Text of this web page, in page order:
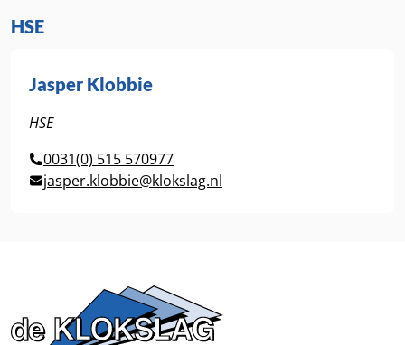
HSE
Jasper Klobbie
HSE
0031(0) 515 570977
jasper.klobbie@klokslag.nl